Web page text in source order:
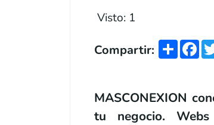
Visto: 1
Compartir: Share
MASCONEXION
tu negocio.